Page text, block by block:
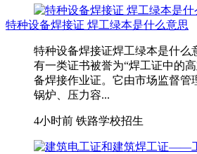
特种设备焊接证 焊工绿本是什么意思
特种设备焊接证焊工绿本是什么
有一类证书被誉为“焊工证中的
备焊接作业证。它由市场监督管
锅炉、压力容...
4小时前 铁路学校招生